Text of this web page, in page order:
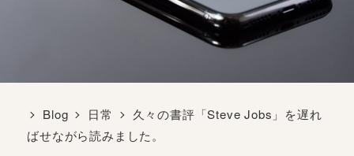
Blog 日常
久々の書評「Steve Jobs」を遅れ
ばせながら読みました。